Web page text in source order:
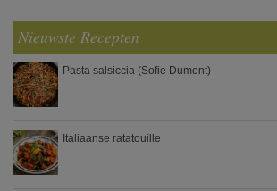
Nieuwste Recepten
Pasta salsiccia (Sofie Dumont)
Italiaanse ratatouille